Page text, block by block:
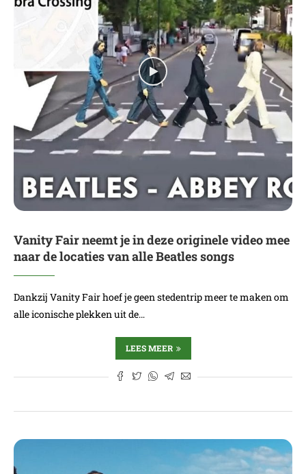
Vanity Fair neemt je in deze originele video mee
naar de locaties van alle Beatles songs
Dankzij Vanity Fair hoef je geen stedentrip meer te maken om
alle iconische plekken uit de…
LEES MEER